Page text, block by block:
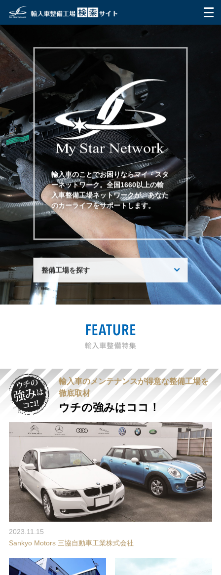
HOME
マイ・スターネットワークとは
ご利用方法
整備工場を探す
テスター
お問い合わせ
利用者の声
Q&A
プライバシーポリシー
運営会社
加盟店向け
輸入車のことでお困りならマイ・スタ
ーネットワーク。全国1660以上の輸
入車整備工場ネットワークが、あなた
のカーライフをサポートします。
整備工場を探す
地域
この条件で検索する
輸入車のメンテナンスが得意な整備工場を
徹底取材
ウチの強みはココ！
2023.11.15
Sankyo Motors 三協自動車工業株式会社